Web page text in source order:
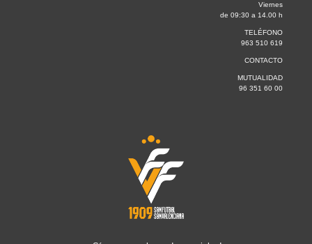
Viernes
de 09:30 a 14.00 h
TELÉFONO
963 510 619
CONTACTO
MUTUALIDAD
96 351 60 00